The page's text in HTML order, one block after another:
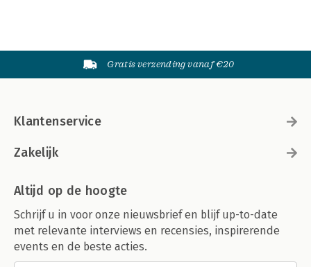
Gratis verzending vanaf €20
Klantenservice
Zakelijk
Altijd op de hoogte
Schrijf u in voor onze nieuwsbrief en blijf up-to-date
met relevante interviews en recensies, inspirerende
events en de beste acties.